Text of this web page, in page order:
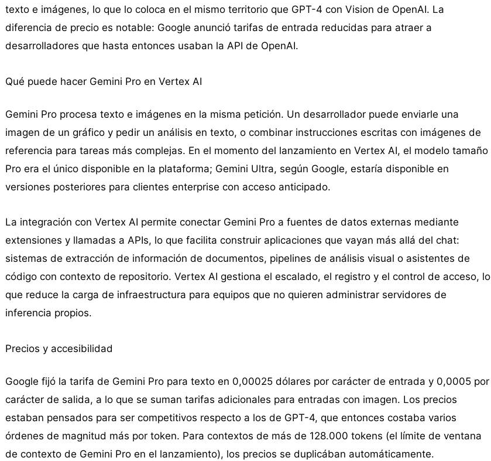
texto e imágenes, lo que lo coloca en el mismo territorio que GPT-4 con Vision de OpenAI. La
diferencia de precio es notable: Google anunció tarifas de entrada reducidas para atraer a
desarrolladores que hasta entonces usaban la API de OpenAI.
Qué puede hacer Gemini Pro en Vertex AI
Gemini Pro procesa texto e imágenes en la misma petición. Un desarrollador puede enviarle una
imagen de un gráfico y pedir un análisis en texto, o combinar instrucciones escritas con imágenes de
referencia para tareas más complejas. En el momento del lanzamiento en Vertex AI, el modelo tamaño
Pro era el único disponible en la plataforma; Gemini Ultra, según Google, estaría disponible en
versiones posteriores para clientes enterprise con acceso anticipado.
La integración con Vertex AI permite conectar Gemini Pro a fuentes de datos externas mediante
extensiones y llamadas a APIs, lo que facilita construir aplicaciones que vayan más allá del chat:
sistemas de extracción de información de documentos, pipelines de análisis visual o asistentes de
código con contexto de repositorio. Vertex AI gestiona el escalado, el registro y el control de acceso, lo
que reduce la carga de infraestructura para equipos que no quieren administrar servidores de
inferencia propios.
Precios y accesibilidad
Google fijó la tarifa de Gemini Pro para texto en 0,00025 dólares por carácter de entrada y 0,0005 por
carácter de salida, a lo que se suman tarifas adicionales para entradas con imagen. Los precios
estaban pensados para ser competitivos respecto a los de GPT-4, que entonces costaba varios
órdenes de magnitud más por token. Para contextos de más de 128.000 tokens (el límite de ventana
de contexto de Gemini Pro en el lanzamiento), los precios se duplicában automáticamente.